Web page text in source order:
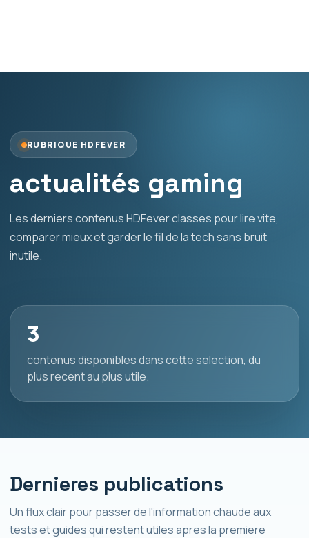
RUBRIQUE HDFEVER
actualités gaming
Les derniers contenus HDFever classes pour lire vite,
comparer mieux et garder le fil de la tech sans bruit
inutile.
3
contenus disponibles dans cette selection, du
plus recent au plus utile.
Dernieres publications
Un flux clair pour passer de l'information chaude aux
tests et guides qui restent utiles apres la premiere